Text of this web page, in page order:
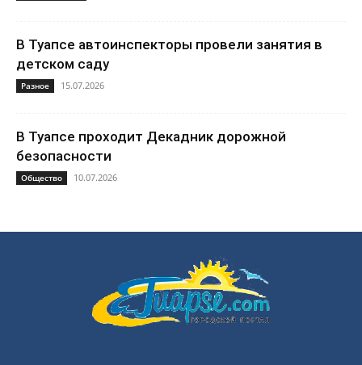
В Туапсе автоинспекторы провели занятия в
детском саду
Разное 15.07.2026
В Туапсе проходит Декадник дорожной
безопасности
Общество 10.07.2026